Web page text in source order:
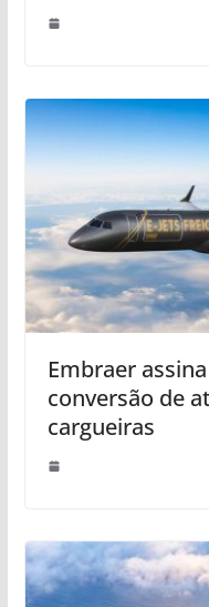
Embraer
conversão de
cargueiras